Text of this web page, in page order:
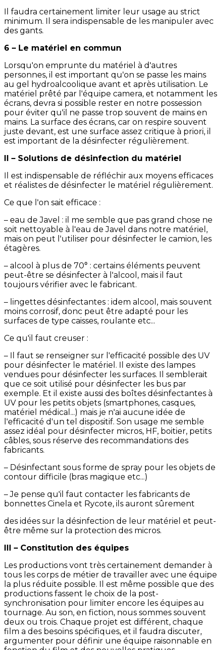
Il faudra certainement limiter leur usage au strict
minimum. Il sera indispensable de les manipuler avec
des gants.
6 – Le matériel en commun
Lorsqu'on emprunte du matériel à d'autres
personnes, il est important qu'on se passe les mains
au gel hydroalcoolique avant et après utilisation. Le
matériel prêté par l'équipe camera, et notamment les
écrans, devra si possible rester en notre possession
pour éviter qu'il ne passe trop souvent de mains en
mains. La surface des écrans, car on respire souvent
juste devant, est une surface assez critique à priori, il
est important de la désinfecter régulièrement.
II – Solutions de désinfection du matériel
Il est indispensable de réfléchir aux moyens efficaces
et réalistes de désinfecter le matériel régulièrement.
Ce que l'on sait efficace :
– eau de Javel : il me semble que pas grand chose ne
soit nettoyable à l'eau de Javel dans notre matériel,
mais on peut l'utiliser pour désinfecter le camion, les
étagères.
– alcool à plus de 70° : certains éléments peuvent
peut-être se désinfecter à l'alcool, mais il faut
toujours vérifier avec le fabricant.
– lingettes désinfectantes : idem alcool, mais souvent
moins corrosif, donc peut être adapté pour les
surfaces de type caisses, roulante etc...
Ce qu'il faut creuser :
– Il faut se renseigner sur l'efficacité possible des UV
pour désinfecter le matériel. Il existe des lampes
vendues pour désinfecter les surfaces. Il semblerait
que ce soit utilisé pour désinfecter les bus par
exemple. Et il existe aussi des boîtes désinfectantes à
UV pour les petits objets (smartphones, casques,
matériel médical...) mais je n'ai aucune idée de
l'efficacité d'un tel dispositif. Son usage me semble
assez idéal pour désinfecter micros, HF, boitier, petits
câbles, sous réserve des recommandations des
fabricants.
– Désinfectant sous forme de spray pour les objets de
contour difficile (bras magique etc...)
– Je pense qu'il faut contacter les fabricants de
bonnettes Cinela et Rycote, ils auront sûrement
des idées sur la désinfection de leur matériel et peut-
être même sur la protection des micros.
III – Constitution des équipes
Les productions vont très certainement demander à
tous les corps de métier de travailler avec une équipe
la plus réduite possible. Il est même possible que des
productions fassent le choix de la post-
synchronisation pour limiter encore les équipes au
tournage. Au son, en fiction, nous sommes souvent
deux ou trois. Chaque projet est différent, chaque
film a des besoins spécifiques, et il faudra discuter,
argumenter pour définir une équipe raisonnable en